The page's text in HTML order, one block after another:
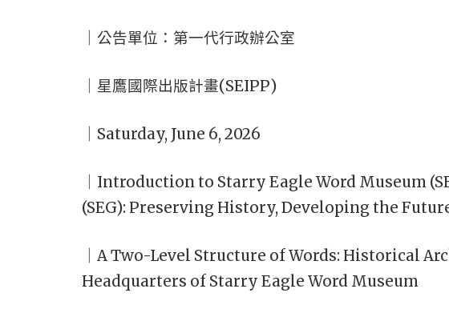
｜公告單位：第一代行政辦公室
｜星鷹國際出版計畫(SEIPP)
｜Saturday, June 6, 2026
｜Introduction to Starry Eagle Word Museum
(SEG): Preserving History, Developing the
｜A Two-Level Structure of Words: Historical
Headquarters of Starry Eagle Word Museum